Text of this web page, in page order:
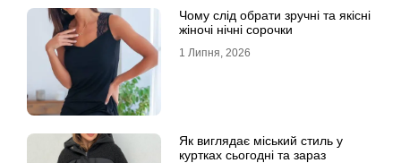
Чому слід обрати зручні та якісні
жіночі нічні сорочки
1 Липня, 2026
Як виглядає міський стиль у
куртках сьогодні та зараз